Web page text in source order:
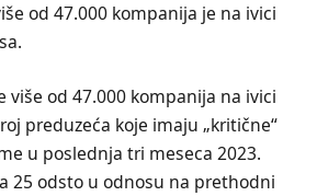
od 47.000 kompanija je na ivici
više od 47.000 kompanija na ivici
preduzeća koje imaju „kritične“
u poslednja tri meseca 2023.
25 odsto u odnosu na prethodni